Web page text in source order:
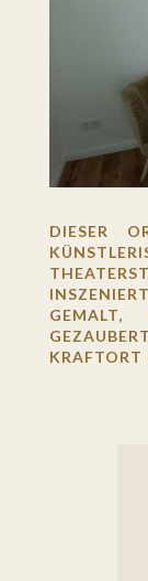
DIESER
GEMALT,
KRAFTORT